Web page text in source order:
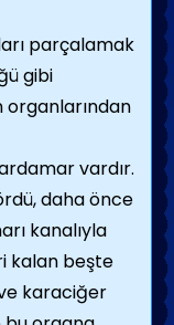
parçala­mak
gibi
organların­dan
vardır.
daha önce
kanalıyla
kalan beşte
karaciğer